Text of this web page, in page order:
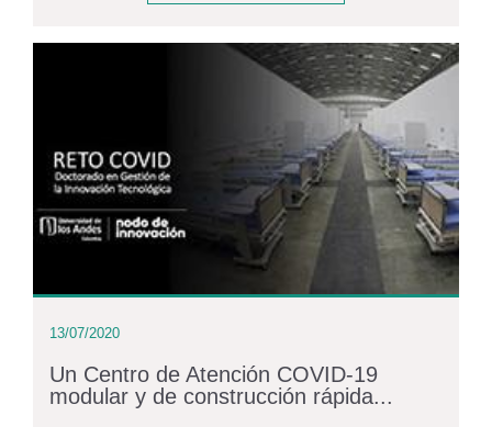
13/07/2020
Un Centro de Atención COVID-19
modular y de construcción rápida...